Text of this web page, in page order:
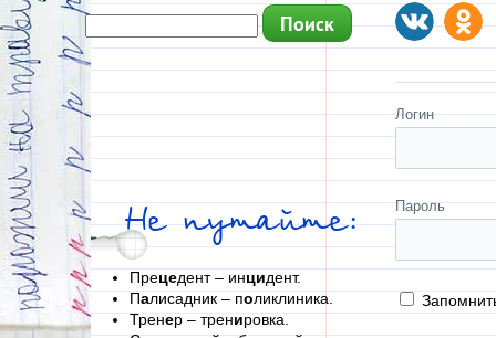
Не путайте:
Прецедент – инцидент.
Палисадник – поликлиника.
Тренер – тренировка.
Логин
Пароль